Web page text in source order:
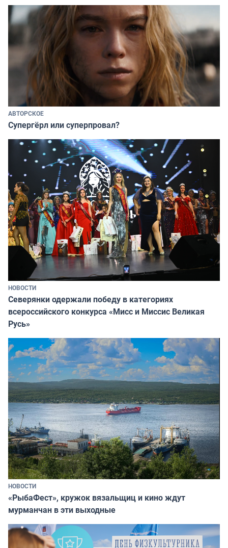
АВТОРСКОЕ
Супергёрл или суперпровал?
НОВОСТИ
Северянки одержали победу в категориях
всероссийского конкурса «Мисс и Миссис Великая
Русь»
НОВОСТИ
«РыбаФест», кружок вязальщиц и кино ждут
мурманчан в эти выходные